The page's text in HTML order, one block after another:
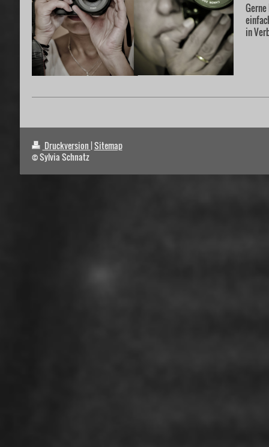
in
Druckversion |Sitemap
© Sylvia Schnatz